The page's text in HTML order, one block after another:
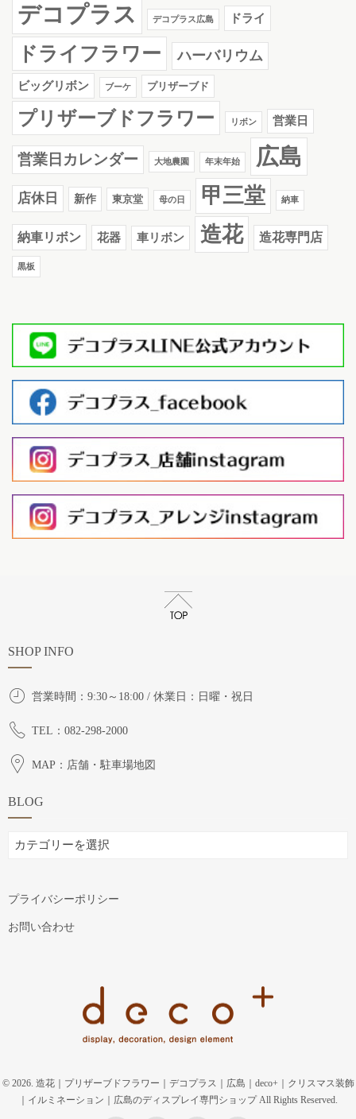
デコプラス デコプラス広島 ドライ
ドライフラワー ハーバリウム
ビッグリボン ブーケ プリザーブド
プリザーブドフラワー リボン 営業日
営業日カレンダー 大地農園 年末年始 広島
店休日 新作 東京堂 母の日 甲三堂 納車
納車リボン 花器 車リボン 造花 造花専門店
黒板
SHOP INFO
営業時間：9:30～18:00 / 休業日：日曜・祝日
TEL：082-298-2000
MAP：店舗・駐車場地図
BLOG
BLOG
プライバシーポリシー
お問い合わせ
© 2026. 造花｜プリザーブドフラワー｜デコプラス｜広島｜deco+｜クリスマス装飾
｜イルミネーション｜広島のディスプレイ専門ショップ All Rights Reserved.